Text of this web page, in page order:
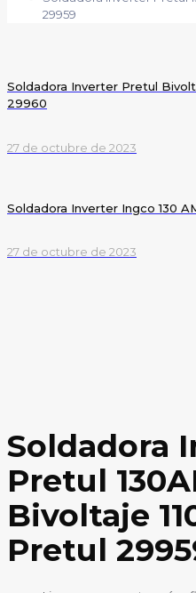
29959
Soldadora Inverter Pretul
29960
27 de octubre de 2023
Soldadora Inverter Ingco 130
27 de octubre de 2023
Soldadora
Pretul
Bivoltaje
Pretul